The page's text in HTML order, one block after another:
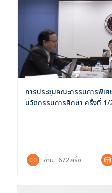
การประชุมคณะกรรมการพิเศ
นวัตกรรมการศึกษา ครั้งที่ 1/
อ่าน : 672 ครั้ง